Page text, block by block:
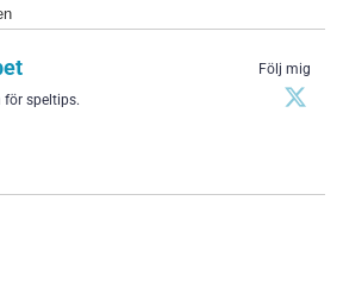
Följ mig
för speltips.